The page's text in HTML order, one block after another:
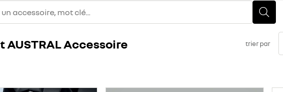
AUSTRAL Accessoire trier par